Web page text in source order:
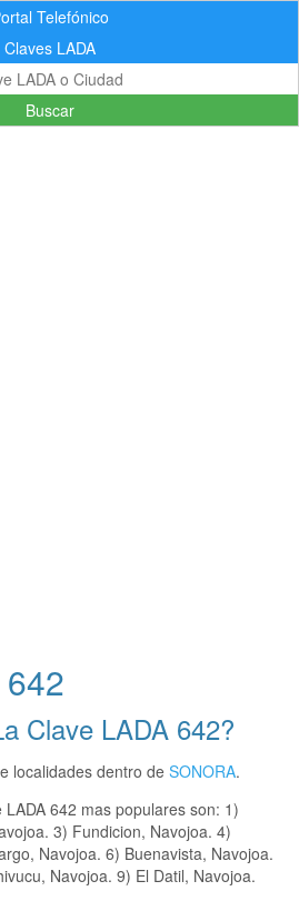
Telefónico
Claves LADA
Buscar
Clave LADA 642?
localidades dentro de SONORA.
642 mas populares son: 1)
3) Fundicion, Navojoa. 4)
Navojoa. 6) Buenavista, Navojoa.
Navojoa. 9) El Datil, Navojoa.